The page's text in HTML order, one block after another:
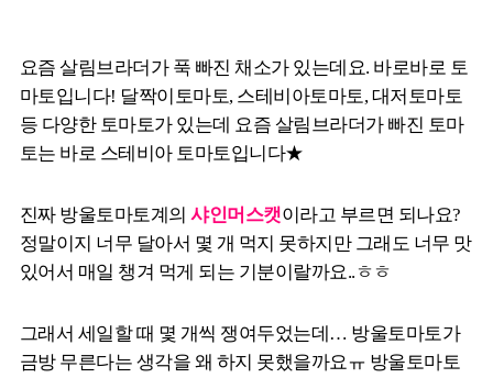
요즘 살림브라더가 푹 빠진 채소가 있는데요. 바로바로 토
마토입니다! 달짝이토마토, 스테비아토마토, 대저토마토
등 다양한 토마토가 있는데 요즘 살림브라더가 빠진 토마
토는 바로 스테비아 토마토입니다★
진짜 방울토마토계의샤인머스캣이라고 부르면 되나요?
정말이지 너무 달아서 몇 개 먹지 못하지만 그래도 너무 맛
있어서 매일 챙겨 먹게 되는 기분이랄까요..ㅎㅎ
그래서 세일할 때 몇 개씩 쟁여두었는데… 방울토마토가
금방 무른다는 생각을 왜 하지 못했을까요ㅠ 방울토마토